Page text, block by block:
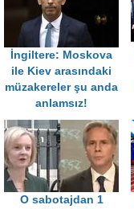
İngiltere: Moskova
ile Kiev arasındaki
müzakereler şu anda
anlamsız!
O sabotajdan 1